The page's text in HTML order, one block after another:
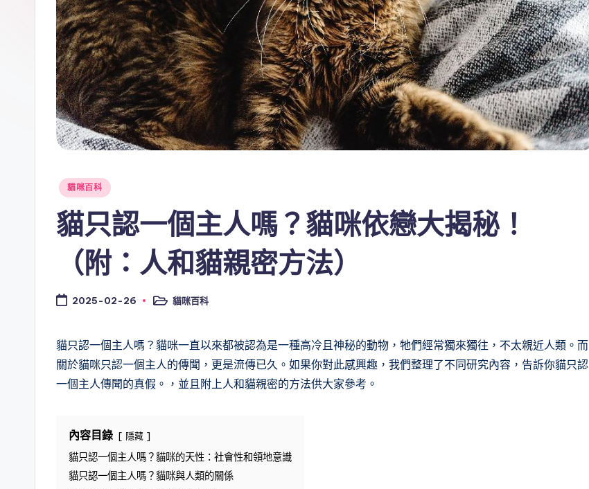
Posted
貓咪百科
貓只認一個主人嗎？貓咪依戀大揭秘！
（附：人和貓親密方法）
2025-02-26
Posted貓咪百科
貓只認一個主人嗎？貓咪一直以來都被認為是一種高冷且神秘的動物，牠們經常獨來獨往，不太親近人類。而
關於貓咪只認一個主人的傳聞，更是流傳已久。如果你對此感興趣，我們整理了不同研究內容，告訴你貓只認
一個主人傳聞的真假。，並且附上人和貓親密的方法供大家參考。
內容目錄 隱藏
貓只認一個主人嗎？貓咪的天性：社會性和領地意識
貓只認一個主人嗎？貓咪與人類的關係